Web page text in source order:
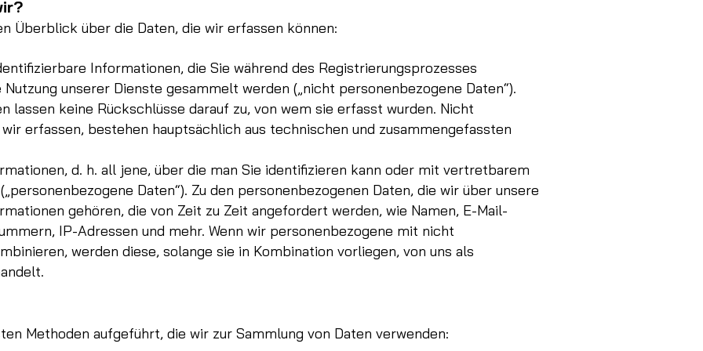
Überblick über die Daten, die wir erfassen können:
Informationen, die Sie während des Registrierungsprozesses
unserer Dienste gesammelt werden („nicht personenbezogene Daten“).
lassen keine Rückschlüsse darauf zu, von wem sie erfasst wurden. Nicht
erfassen, bestehen hauptsächlich aus technischen und zusammengefassten
d. h. all jene, über die man Sie identifizieren kann oder mit vertretbarem
Daten“). Zu den personenbezogenen Daten, die wir über unsere
gehören, die von Zeit zu Zeit angefordert werden, wie Namen, E-Mail-
IP-Adressen und mehr. Wenn wir personenbezogene mit nicht
werden diese, solange sie in Kombination vorliegen, von uns als
Methoden aufgeführt, die wir zur Sammlung von Daten verwenden: